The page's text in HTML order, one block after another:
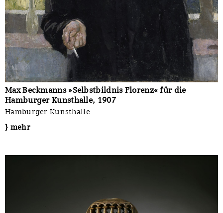
Max Beckmanns »Selbstbildnis Florenz« für die
Hamburger Kunsthalle, 1907
Hamburger Kunsthalle
} mehr